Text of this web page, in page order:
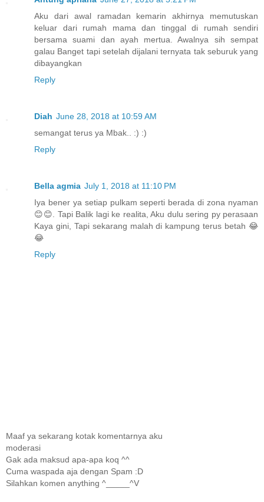
Aku dari awal ramadan kemarin akhirnya memutuskan
keluar dari rumah mama dan tinggal di rumah sendiri
bersama suami dan ayah mertua. Awalnya sih sempat
galau Banget tapi setelah dijalani ternyata tak seburuk yang
dibayangkan
Reply
Diah June 28, 2018 at 10:59 AM
semangat terus ya Mbak.. :) :)
Reply
Bella agmia July 1, 2018 at 11:10 PM
Iya bener ya setiap pulkam seperti berada di zona nyaman
😊😊. Tapi Balik lagi ke realita, Aku dulu sering py perasaan
Kaya gini, Tapi sekarang malah di kampung terus betah 😂
😂
Reply
Maaf ya sekarang kotak komentarnya aku
moderasi
Gak ada maksud apa-apa koq ^^
Cuma waspada aja dengan Spam :D
Silahkan komen anything ^_____^V